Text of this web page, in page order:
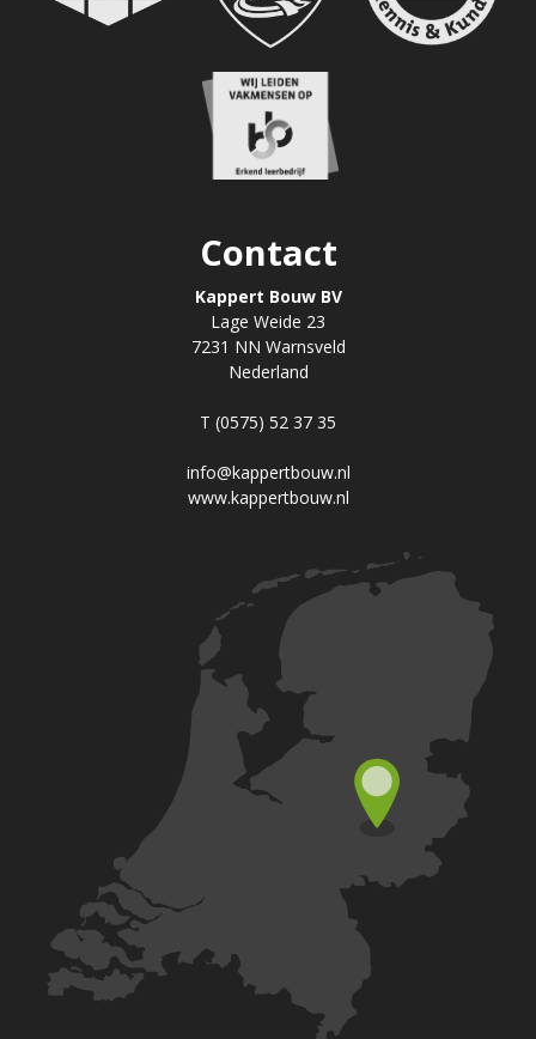
Contact
Kappert Bouw BV
Lage Weide 23
7231 NN Warnsveld
Nederland
T (0575) 52 37 35
info@kappertbouw.nl
www.kappertbouw.nl